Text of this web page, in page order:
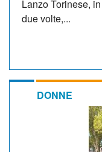
Lanzo Torinese,
due volte,...
DONNE